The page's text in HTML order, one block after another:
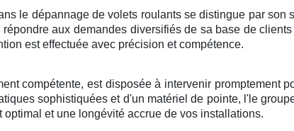
le dépannage de volets roulants se distingue par son
aux demandes diversifiés de sa base de
est effectuée avec précision et compétence.
compétente, est disposée à intervenir promptement
sophistiquées et d'un matériel de pointe, l'le
et une longévité accrue de vos installations.